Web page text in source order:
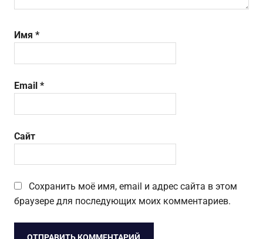
Имя *
Email *
Сайт
Сохранить моё имя, email и адрес сайта в этом
браузере для последующих моих комментариев.